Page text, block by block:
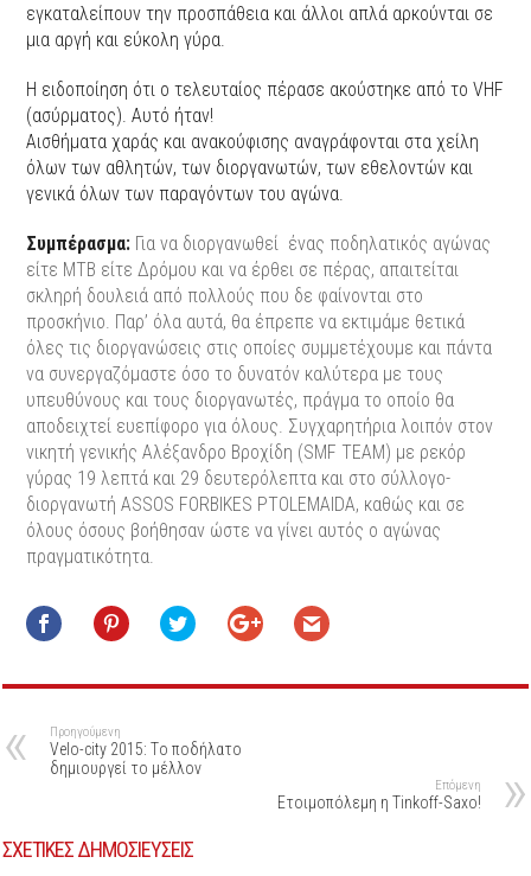
εγκαταλείπουν την προσπάθεια και άλλοι απλά αρκούνται σε
μια αργή και εύκολη γύρα.
Η ειδοποίηση ότι ο τελευταίος πέρασε ακούστηκε από το VHF
(ασύρματος). Αυτό ήταν!
Αισθήματα χαράς και ανακούφισης αναγράφονται στα χείλη
όλων των αθλητών, των διοργανωτών, των εθελοντών και
γενικά όλων των παραγόντων του αγώνα.
Συμπέρασμα: Για να διοργανωθεί ένας ποδηλατικός αγώνας
είτε MTB είτε Δρόμου και να έρθει σε πέρας, απαιτείται
σκληρή δουλειά από πολλούς που δε φαίνονται στο
προσκήνιο. Παρ’ όλα αυτά, θα έπρεπε να εκτιμάμε θετικά
όλες τις διοργανώσεις στις οποίες συμμετέχουμε και πάντα
να συνεργαζόμαστε όσο το δυνατόν καλύτερα με τους
υπευθύνους και τους διοργανωτές, πράγμα το οποίο θα
αποδειχτεί ευεπίφορο για όλους. Συγχαρητήρια λοιπόν στον
νικητή γενικής Αλέξανδρο Βροχίδη (SMF TEAM) με ρεκόρ
γύρας 19 λεπτά και 29 δευτερόλεπτα και στο σύλλογο-
διοργανωτή ASSOS FORBIKES PTOLEMAIDA, καθώς και σε
όλους όσους βοήθησαν ώστε να γίνει αυτός ο αγώνας
πραγματικότητα.
Προηγούμενη
Velo-city 2015: Tο ποδήλατο
δημιουργεί το μέλλον
Επόμενη
Eτοιμοπόλεμη η Tinkoff-Saxo!
ΣΧΕΤΙΚΕΣ ΔΗΜΟΣΙΕΥΣΕΙΣ